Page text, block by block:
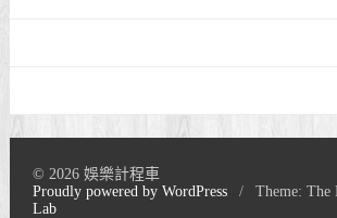
© 2026 娛樂計程車
Proudly powered by WordPress
/ Theme:
Lab